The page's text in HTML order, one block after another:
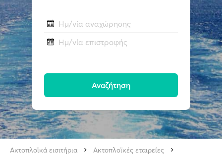
Ημ/νία αναχώρησης
Ημ/νία επιστροφής
Αναζήτηση
Ακτοπλοϊκά εισιτήρια
Ακτοπλοϊκές εταιρείες